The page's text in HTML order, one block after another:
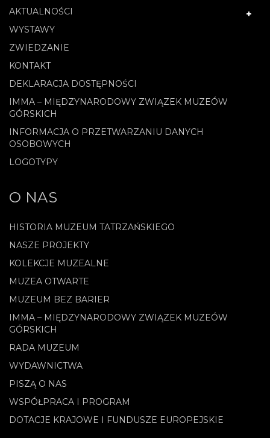
AKTUALNOŚCI
WYSTAWY
ZWIEDZANIE
KONTAKT
DEKLARACJA DOSTĘPNOŚCI
IMMA – MIĘDZYNARODOWY ZWIĄZEK MUZEÓW
GÓRSKICH
INFORMACJA O PRZETWARZANIU DANYCH
OSOBOWYCH
LOGOTYPY
O NAS
HISTORIA MUZEUM TATRZAŃSKIEGO
NASZE PROJEKTY
KOLEKCJE MUZEALNE
MUZEA OTWARTE
MUZEUM BEZ BARIER
IMMA – MIĘDZYNARODOWY ZWIĄZEK MUZEÓW
GÓRSKICH
RADA MUZEUM
WYDAWNICTWA
PISZĄ O NAS
WSPÓŁPRACA I PROGRAM
DOTACJE KRAJOWE I FUNDUSZE EUROPEJSKIE